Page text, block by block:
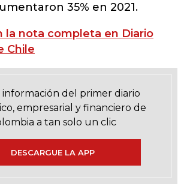
35% en 2021.
la nota completa en Diario
Chile
información del primer diario
empresarial y financiero de
a tan solo un clic
DESCARGUE LA APP